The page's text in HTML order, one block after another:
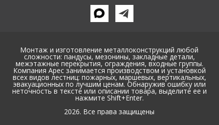
Монтаж и изготовление металлоконструкций любой
сложности: пандусы, мезонины, закладные детали,
межэтажные перекрытия, ограждения, входные группы.
Компания Арес занимается производством и установкой
всех видов лестниц: пожарных, маршевых, вертикальных,
эвакуационных по лучшим ценам. Обнаружив ошибку или
неточность в тексте или описании товара, выделите ее и
нажмите Shift+Enter.
2026. Все права защищены